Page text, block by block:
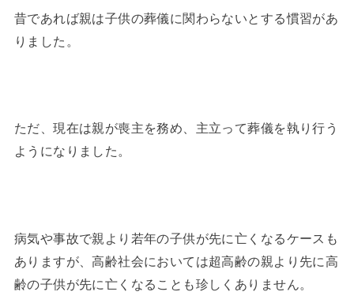
昔であれば親は子供の葬儀に関わらないとする慣習があ
りました。
ただ、現在は親が喪主を務め、主立って葬儀を執り行う
ようになりました。
病気や事故で親より若年の子供が先に亡くなるケースも
ありますが、高齢社会においては超高齢の親より先に高
齢の子供が先に亡くなることも珍しくありません。